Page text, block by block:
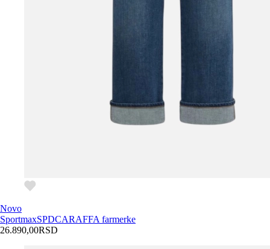
Novo
SportmaxSPDCARAFFA farmerke
26.890,00RSD